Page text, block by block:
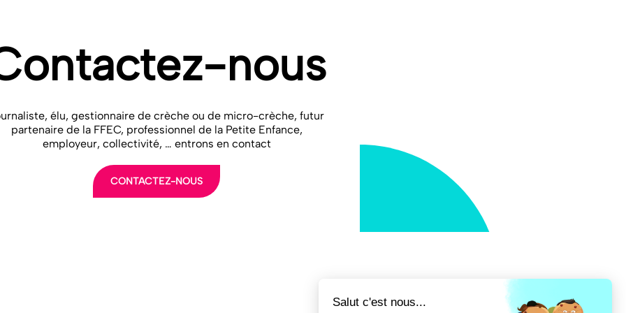
nous
élu, gestionnaire de crèche ou de micro-crèche, futur
partenaire de la FFEC, professionnel de la Petite Enfance,
employeur, collectivité, … entrons en contact
CONTACTEZ-NOUS
NOS PARTENAIRES